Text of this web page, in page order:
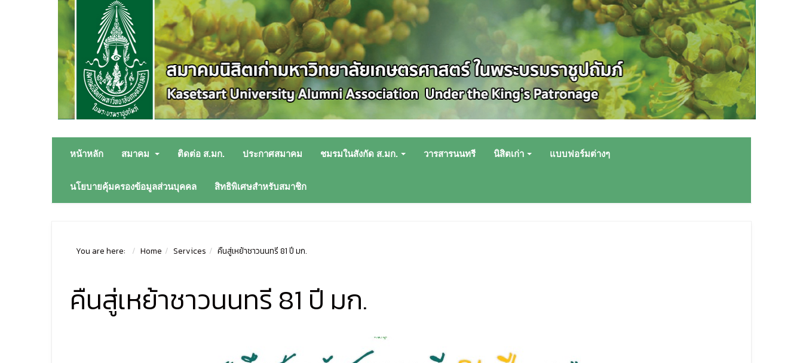
หน้าหลัก สมาคม ติดต่อ ส.มก. ประกาศสมาคม ชมรมในสังกัด ส.มก. วารสารนนทรี นิสิตเก่า แบบฟอร์มต่างๆ
นโยบายคุ้มครองข้อมูลส่วนบุคคล สิทธิพิเศษสำหรับสมาชิก
You are here: Home Services คืนสู่เหย้าชาวนนทรี 81 ปี มก.
คืนสู่เหย้าชาวนนทรี 81 ปี มก.